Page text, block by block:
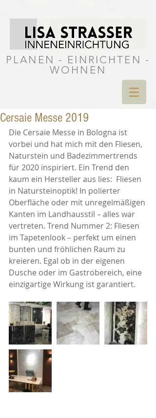
PLANEN - EINRICHTEN -
WOHNEN
Cersaie Messe 2019
Die Cersaie Messe in Bologna ist
vorbei und hat mich mit den Fliesen,
Naturstein und Badezimmertrends
für 2020 inspiriert. Ein Trend den
kaum ein Hersteller aus lies:  Fliesen
in Natursteinoptik! In polierter
Oberfläche oder mit unregelmäßigen
Kanten im Landhausstil – alles war
vertreten. Trend Nummer 2: Fliesen
im Tapetenlook – perfekt um einen
bunten und fröhlichen Raum zu
kreieren. Egal ob in der eigenen
Dusche oder im Gastrobereich, eine
einzigartige Wirkung ist garantiert.